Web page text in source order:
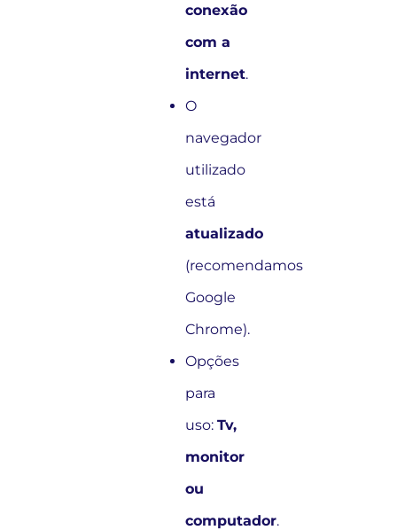
conexão
com a
internet.
O
navegador
utilizado
está
atualizado
(recomendamos
Google
Chrome).
Opções
para
uso:Tv,
monitor
ou
computador.